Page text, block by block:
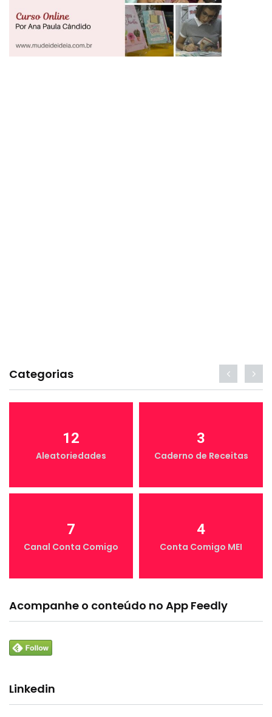
Categorias
12
Aleatoriedades
3
Caderno de Receitas
7
Canal Conta Comigo
4
Conta Comigo MEI
Acompanhe o conteúdo no App Feedly
Linkedin